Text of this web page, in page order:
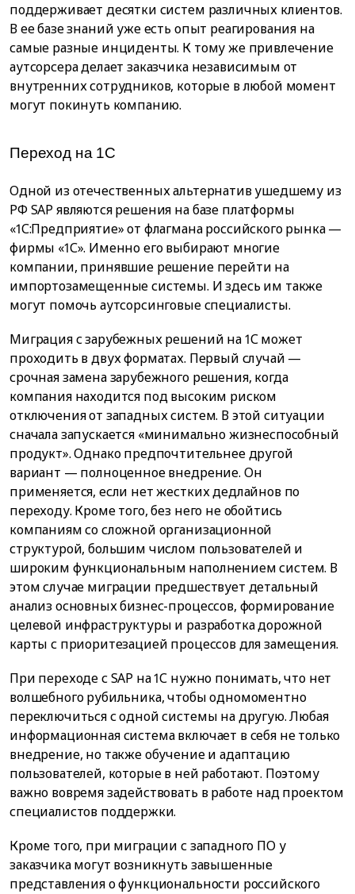
поддерживает десятки систем различных клиентов.
В ее базе знаний уже есть опыт реагирования на
самые разные инциденты. К тому же привлечение
аутсорсера делает заказчика независимым от
внутренних сотрудников, которые в любой момент
могут покинуть компанию.
Переход на 1С
Одной из отечественных альтернатив ушедшему из
РФ SAP являются решения на базе платформы
«1С:Предприятие» от флагмана российского рынка —
фирмы «1С». Именно его выбирают многие
компании, принявшие решение перейти на
импортозамещенные системы. И здесь им также
могут помочь аутсорсинговые специалисты.
Миграция с зарубежных решений на 1С может
проходить в двух форматах. Первый случай —
срочная замена зарубежного решения, когда
компания находится под высоким риском
отключения от западных систем. В этой ситуации
сначала запускается «минимально жизнеспособный
продукт». Однако предпочтительнее другой
вариант — полноценное внедрение. Он
применяется, если нет жестких дедлайнов по
переходу. Кроме того, без него не обойтись
компаниям со сложной организационной
структурой, большим числом пользователей и
широким функциональным наполнением систем. В
этом случае миграции предшествует детальный
анализ основных бизнес-процессов, формирование
целевой инфраструктуры и разработка дорожной
карты с приоритезацией процессов для замещения.
При переходе с SAP на 1С нужно понимать, что нет
волшебного рубильника, чтобы одномоментно
переключиться с одной системы на другую. Любая
информационная система включает в себя не только
внедрение, но также обучение и адаптацию
пользователей, которые в ней работают. Поэтому
важно вовремя задействовать в работе над проектом
специалистов поддержки.
Кроме того, при миграции с западного ПО у
заказчика могут возникнуть завышенные
представления о функциональности российского